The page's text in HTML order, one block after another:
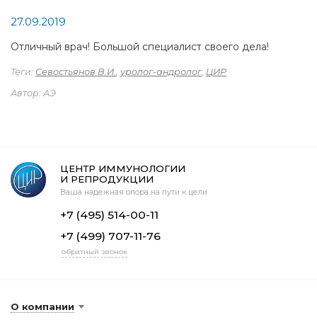
27.09.2019
Отличный врач! Большой специалист своего дела!
Теги: Севостьянов В.И., уролог-андролог, ЦИР
Автор: АЭ
ЦЕНТР ИММУНОЛОГИИ
И РЕПРОДУКЦИИ
Ваша надежная опора на пути к цели
+7 (495) 514-00-11
+7 (499) 707-11-76
обратный звонок
О компании